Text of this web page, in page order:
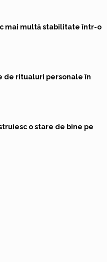
mai multă stabilitate într-o
de ritualuri personale în
o stare de bine pe